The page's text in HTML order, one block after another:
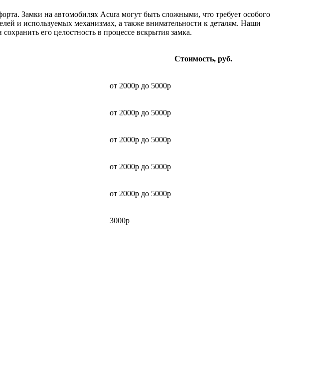
Замки на автомобилях Acura могут быть сложными, что требует особого
и используемых механизмах, а также внимательности к деталям. Наши
его целостность в процессе вскрытия замка.
Стоимость, руб.
от 2000р до 5000р
от 2000р до 5000р
от 2000р до 5000р
от 2000р до 5000р
от 2000р до 5000р
3000р